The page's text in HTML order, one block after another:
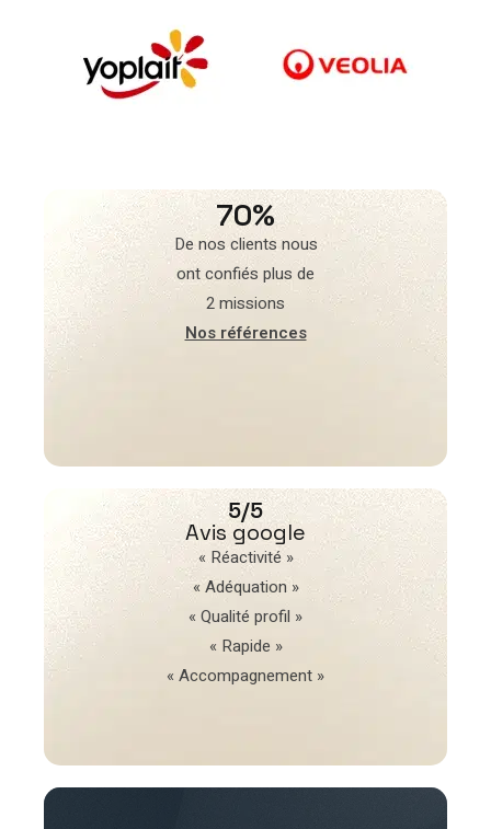
70%
De nos clients nous
ont confiés plus de
2 missions
Nos références
5/5
Avis google
« Réactivité »
« Adéquation »
« Qualité profil »
« Rapide »
« Accompagnement »